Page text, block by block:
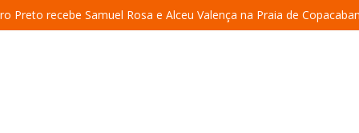
Preto recebe Samuel Rosa e Alceu Valença na Praia de
a uma academia” ganha nova temporada na Fundição Progresso
lança álbum em homenagem a Elizeth Cardoso
estreia o solo “Eu matei a Sherazade – Confissões De Uma Árabe